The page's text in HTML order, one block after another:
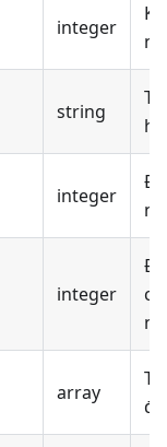
integer
string
integer
integer
array